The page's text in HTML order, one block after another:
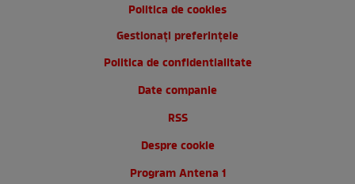
Politica de cookies
Gestionați preferințele
Politica de confidentialitate
Date companie
RSS
Despre cookie
Program Antena 1